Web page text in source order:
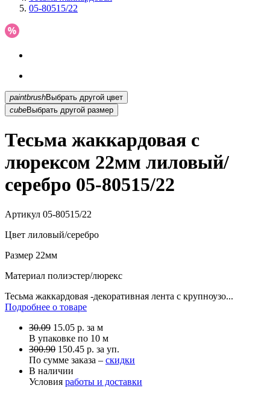
05-80515/22
paintbrush
Выбрать другой цвет
cubeВыбрать другой размер
Тесьма жаккардовая с
люрексом 22мм лиловый/
серебро 05-80515/22
Артикул 05-80515/22
Цвет лиловый/серебро
Размер 22мм
Материал полиэстер/люрекс
Тесьма жаккардовая -декоративная лента с крупноузо...
Подробнее о товаре
30.09 15.05 р. за м
В упаковке по 10 м
300.90 150.45 р. за уп.
По сумме заказа – скидки
В наличии
Условия работы и доставки